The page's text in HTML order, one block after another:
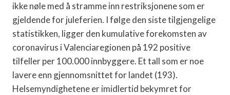
ikke nøle med å stramme inn restriksjonene som er
gjeldende for juleferien. I følge den siste tilgjengelige
statistikken, ligger den kumulative forekomsten av
coronavirus i Valenciaregionen på 192 positive
tilfeller per 100.000 innbyggere. Et tall som er noe
lavere enn gjennomsnittet for landet (193).
Helsemyndighetene er imidlertid bekymret for